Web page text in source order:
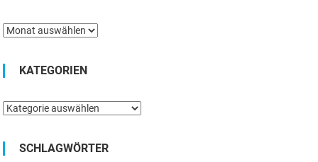
Archiv
KATEGORIEN
Kategorien
SCHLAGWÖRTER